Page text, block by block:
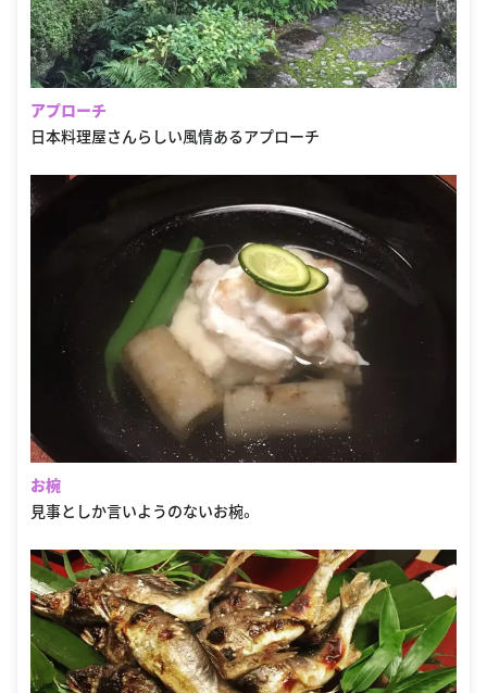
アプローチ
日本料理屋さんらしい風情あるアプローチ
お椀
見事としか言いようのないお椀。